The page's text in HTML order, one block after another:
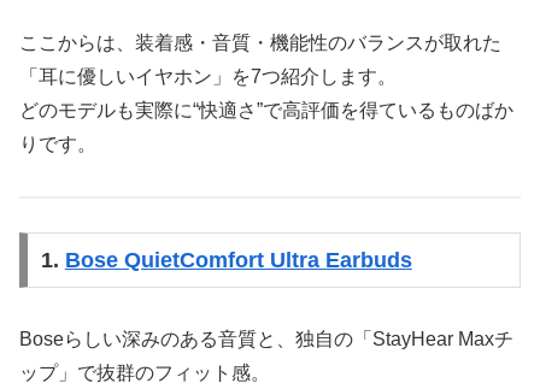
ここからは、装着感・音質・機能性のバランスが取れた
「耳に優しいイヤホン」を7つ紹介します。
どのモデルも実際に“快適さ”で高評価を得ているものばか
りです。
1. Bose QuietComfort Ultra Earbuds
Boseらしい深みのある音質と、独自の「StayHear Maxチ
ップ」で抜群のフィット感。